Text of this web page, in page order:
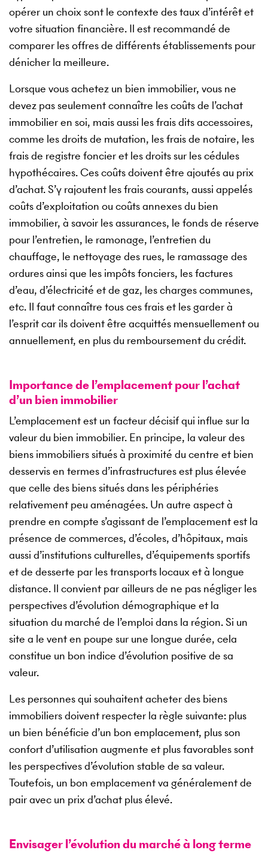
opérer un choix sont le contexte des taux d’intérêt et
votre situation financière. Il est recommandé de
comparer les offres de différents établissements pour
dénicher la meilleure.
Lorsque vous achetez un bien immobilier, vous ne
devez pas seulement connaître les coûts de l’achat
immobilier en soi, mais aussi les frais dits accessoires,
comme les droits de mutation, les frais de notaire, les
frais de registre foncier et les droits sur les cédules
hypothécaires. Ces coûts doivent être ajoutés au prix
d’achat. S’y rajoutent les frais courants, aussi appelés
coûts d’exploitation ou coûts annexes du bien
immobilier, à savoir les assurances, le fonds de réserve
pour l’entretien, le ramonage, l’entretien du
chauffage, le nettoyage des rues, le ramassage des
ordures ainsi que les impôts fonciers, les factures
d’eau, d’électricité et de gaz, les charges communes,
etc. Il faut connaître tous ces frais et les garder à
l’esprit car ils doivent être acquittés mensuellement ou
annuellement, en plus du remboursement du crédit.
Importance de l’emplacement pour l’achat
d’un bien immobilier
L’emplacement est un facteur décisif qui influe sur la
valeur du bien immobilier. En principe, la valeur des
biens immobiliers situés à proximité du centre et bien
desservis en termes d’infrastructures est plus élevée
que celle des biens situés dans les périphéries
relativement peu aménagées. Un autre aspect à
prendre en compte s’agissant de l’emplacement est la
présence de commerces, d’écoles, d’hôpitaux, mais
aussi d’institutions culturelles, d’équipements sportifs
et de desserte par les transports locaux et à longue
distance. Il convient par ailleurs de ne pas négliger les
perspectives d’évolution démographique et la
situation du marché de l’emploi dans la région. Si un
site a le vent en poupe sur une longue durée, cela
constitue un bon indice d’évolution positive de sa
valeur.
Les personnes qui souhaitent acheter des biens
immobiliers doivent respecter la règle suivante: plus
un bien bénéficie d’un bon emplacement, plus son
confort d’utilisation augmente et plus favorables sont
les perspectives d’évolution stable de sa valeur.
Toutefois, un bon emplacement va généralement de
pair avec un prix d’achat plus élevé.
Envisager l’évolution du marché à long terme